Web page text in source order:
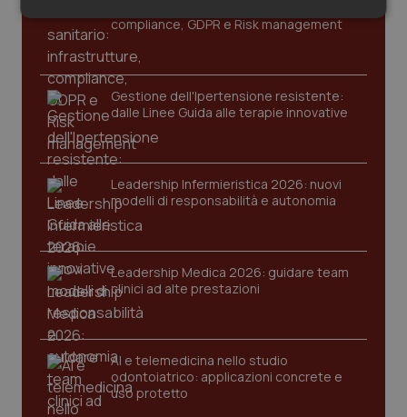
Salute orale & impianti
Sangue & coagulazione
Tiroide
Tumore al seno
Tumore ovarico
Tumori del Polmone & Testa Collo
Tumori gastrointestinali
Ulcera & Reflusso
Vaccini
compliance, GDPR e Risk management
Gestione dell'Ipertensione resistente:
dalle Linee Guida alle terapie innovative
Leadership Infermieristica 2026: nuovi
modelli di responsabilità e autonomia
Leadership Medica 2026: guidare team
clinici ad alte prestazioni
AI e telemedicina nello studio
odontoiatrico: applicazioni concrete e
uso protetto
Necessari Statistici Marketing
Necessari
I cookie necessari contribuiscono a rendere fruibile il
sito web abilitandone funzionalità di base quali la
navigazione sulle pagine e l'accesso alle aree
protette del sito. Il sito web non è in grado di
funzionare correttamente senza questi cookie.
Nome
Fornitore / Dominio
VISITOR_PRIVACY_METADATA
YouTube